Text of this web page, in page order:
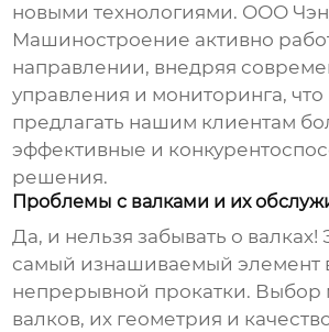
новыми технологиями. ООО
Машиностроение активно
направлении, внедряя
управления и мониторинга, что
предлагать нашим клиентам
эффективные и
решения.
Проблемы с валками и их
Да, и нельзя забывать о валках!
самый изнашиваемый элемент
непрерывной прокатки. Выбор
валков, их геометрия и